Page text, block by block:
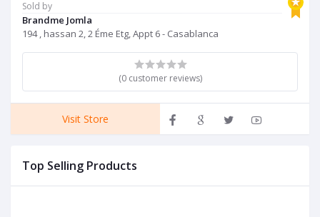
Sold by
Brandme Jomla
194 , hassan 2, 2 Éme Etg, Appt 6 - Casablanca
(0 customer reviews)
Visit Store
Top Selling Products